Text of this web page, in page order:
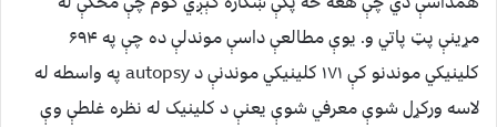
مړینې پټ پاتي و. یوې مطالعې داسې موندلې ده چې په ۶۹۴
کلینیکي موندنو کې ۱۷۱ کلینیکي موندنې د autopsy په واسطه له
لاسه ورکړل شوې معرفي شوې یعنې د کلینیک له نظره غلطې وې